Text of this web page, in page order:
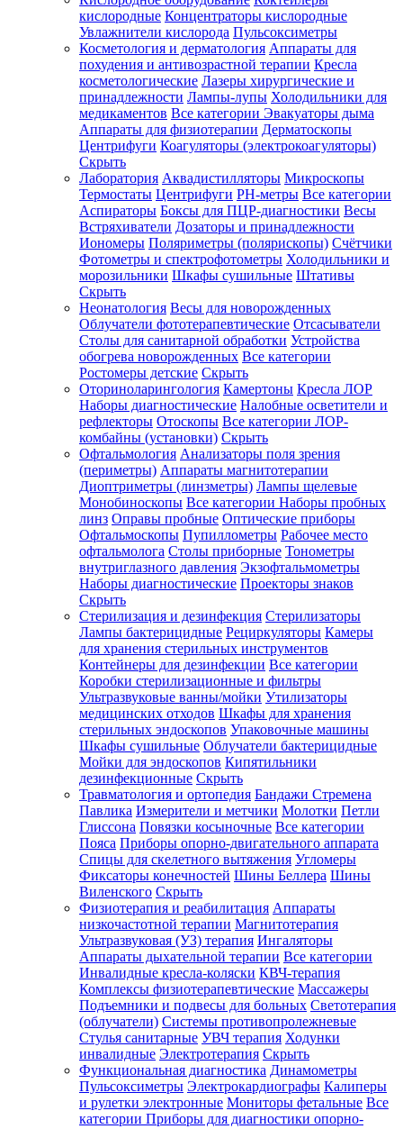
Зарегистрироваться
Зачем
регистрироваться?
Все
покупки
одном
месте
Личный
менеджер
Отслеживание
статуса
заказа
кислородные Концентраторы кислородные
Увлажнители кислорода Пульсоксиметры
Косметология и дерматология Аппараты для
похудения и антивозрастной терапии Кресла
косметологические Лазеры хирургические и
принадлежности Лампы-лупы Холодильники для
медикаментов Все категории Эвакуаторы дыма
Аппараты для физиотерапии Дерматоскопы
Центрифуги Коагуляторы (электрокоагуляторы)
Скрыть
Лаборатория Аквадистилляторы Микроскопы
Термостаты Центрифуги PH-метры Все категории
Аспираторы Боксы для ПЦР-диагностики Весы
Встряхиватели Дозаторы и принадлежности
Иономеры Поляриметры (полярископы) Счётчики
Фотометры и спектрофотометры Холодильники и
морозильники Шкафы сушильные Штативы
Скрыть
Неонатология Весы для новорожденных
Облучатели фототерапевтические Отсасыватели
Столы для санитарной обработки Устройства
обогрева новорожденных Все категории
Ростомеры детские Скрыть
Оториноларингология Камертоны Кресла ЛОР
Наборы диагностические Налобные осветители и
рефлекторы Отоскопы Все категории ЛОР-
комбайны (установки) Скрыть
Офтальмология Анализаторы поля зрения
(периметры) Аппараты магнитотерапии
Диоптриметры (линзметры) Лампы щелевые
Монобиноскопы Все категории Наборы пробных
линз Оправы пробные Оптические приборы
Офтальмоскопы Пупиллометры Рабочее место
офтальмолога Столы приборные Тонометры
внутриглазного давления Экзофтальмометры
Наборы диагностические Проекторы знаков
Скрыть
Стерилизация и дезинфекция Стерилизаторы
Лампы бактерицидные Рециркуляторы Камеры
для хранения стерильных инструментов
Контейнеры для дезинфекции Все категории
Коробки стерилизационные и фильтры
Ультразвуковые ванны/мойки Утилизаторы
медицинских отходов Шкафы для хранения
стерильных эндоскопов Упаковочные машины
Шкафы сушильные Облучатели бактерицидные
Мойки для эндоскопов Кипятильники
дезинфекционные Скрыть
Травматология и ортопедия Бандажи Стремена
Павлика Измерители и метчики Молотки Петли
Глиссона Повязки косыночные Все категории
Пояса Приборы опорно-двигательного аппарата
Спицы для скелетного вытяжения Угломеры
Фиксаторы конечностей Шины Беллера Шины
Виленского Скрыть
Физиотерапия и реабилитация Аппараты
низкочастотной терапии Магнитотерапия
Ультразвуковая (УЗ) терапия Ингаляторы
Аппараты дыхательной терапии Все категории
Инвалидные кресла-коляски КВЧ-терапия
Комплексы физиотерапевтические Массажеры
Подъемники и подвесы для больных Светотерапия
(облучатели) Системы противопролежневые
Стулья санитарные УВЧ терапия Ходунки
инвалидные Электротерапия Скрыть
Функциональная диагностика Динамометры
Пульсоксиметры Электрокардиографы Калиперы
и рулетки электронные Мониторы фетальные Все
категории Приборы для диагностики опорно-